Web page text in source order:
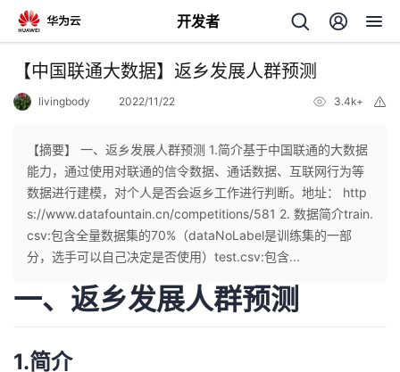
开发者
返
个
人
主
我
的
【中国联通大数据】返乡发展人群预测
livingbody 2022/11/22 3.4k+
【摘要】 一、返乡发展人群预测 1.简介基于中国联通的大数据
能力，通过使用对联通的信令数据、通话数据、互联网行为等
数据进行建模，对个人是否会返乡工作进行判断。地址： http
s://www.datafountain.cn/competitions/581 2. 数据简介train.
csv:包含全量数据集的70%（dataNoLabel是训练集的一部
分，选手可以自己决定是否使用）test.csv:包含...
一、返乡发展人群预测
1.简介